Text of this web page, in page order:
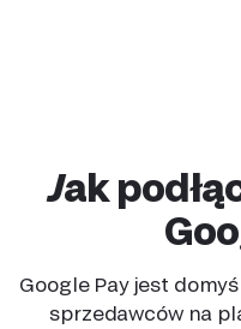
Jak podłączyć platnosci
Google Pay jest
sprzedawców na